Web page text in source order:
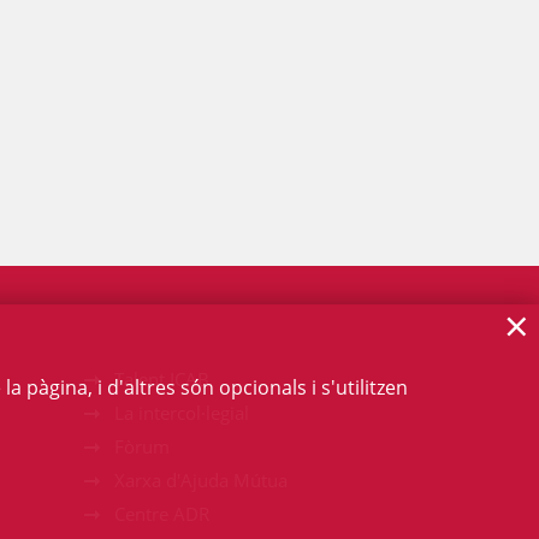
Talent ICAB
pàgina, i d'altres són opcionals i s'utilitzen
×